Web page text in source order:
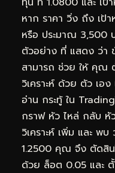
หาก ราคา วิ่ง ถึง เป้
หรือ ประมาณ 3,500
ตัวอย่าง ที่ แสดง ว่า
สามารถ ช่วย ให้ คุณ
วิเคราะห์ ด้วย ตัว เ
อ่าน กระทู้ ใน
กราฟ หัว ไหล่ กลับ หั
วิเคราะห์ เพิ่ม และ
1.2500 คุณ จึง ตัดสิน
ด้วย ล็อต 0.05 และ